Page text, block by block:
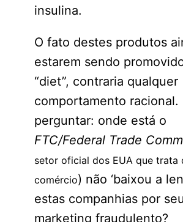
insulina.
O fato destes produtos
estarem sendo
“diet”, contraria qualquer
comportamento racional.
perguntar: onde está o
FTC/Federal Trade
setor oficial dos EUA que trata
comércio) não ‘baixou a
estas companhias por
marketing fraudulento?